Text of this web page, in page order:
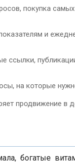
покупка
и
на которые
продвижение в
богатые